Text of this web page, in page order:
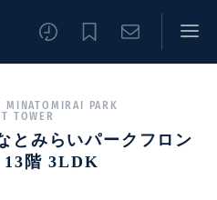
MINATOMIRAI PARK
TOWER
とみらいパークフロン
13階 3LDK